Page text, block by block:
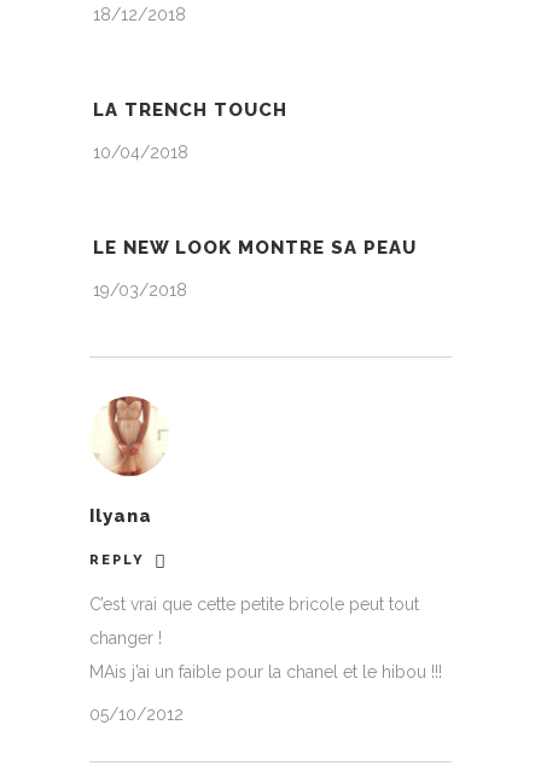
18/12/2018
LA TRENCH TOUCH
10/04/2018
LE NEW LOOK MONTRE SA PEAU
19/03/2018
Ilyana
REPLY
C’est vrai que cette petite bricole peut tout
changer !
MAis j’ai un faible pour la chanel et le hibou !!!
05/10/2012